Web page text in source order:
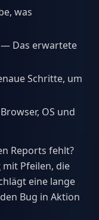
was
— Das erwartete
Schritte, um
OS und
Reports fehlt?
mit Pfeilen, die
eine lange
Bug in Aktion